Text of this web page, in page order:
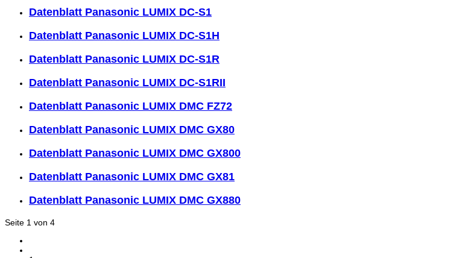
Datenblatt Panasonic LUMIX DC-S1
Datenblatt Panasonic LUMIX DC-S1H
Datenblatt Panasonic LUMIX DC-S1R
Datenblatt Panasonic LUMIX DC-S1RII
Datenblatt Panasonic LUMIX DMC FZ72
Datenblatt Panasonic LUMIX DMC GX80
Datenblatt Panasonic LUMIX DMC GX800
Datenblatt Panasonic LUMIX DMC GX81
Datenblatt Panasonic LUMIX DMC GX880
Seite 1 von 4